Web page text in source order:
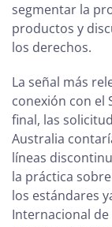
segmentar la
productos y
los derechos.
La señal más
conexión con el
final, las
Australia
líneas
la práctica
los estándares
Internacional de